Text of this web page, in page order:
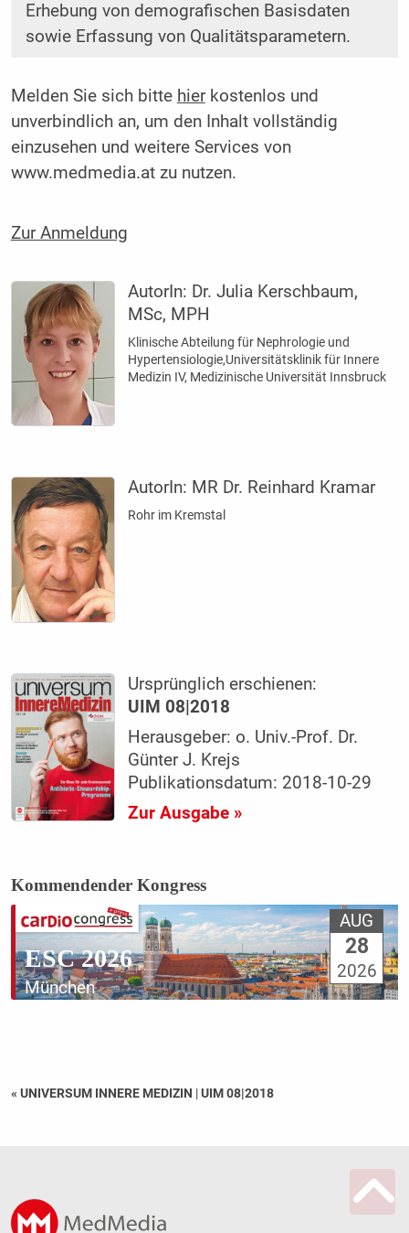
Erhebung von demografischen Basisdaten
sowie Erfassung von Qualitätsparametern.
Melden Sie sich bitte hierkostenlos und
unverbindlich an, um den Inhalt vollständig
einzusehen und weitere Services von
www.medmedia.at zu nutzen.
Zur Anmeldung
AutorIn: Dr. Julia Kerschbaum,
MSc, MPH
Klinische Abteilung für Nephrologie und
Hypertensiologie,Universitätsklinik für Innere
Medizin IV, Medizinische Universität Innsbruck
AutorIn: MR Dr. Reinhard Kramar
Rohr im Kremstal
Ursprünglich erschienen:
UIM 08|2018
Herausgeber: o. Univ.-Prof. Dr.
Günter J. Krejs
Publikationsdatum: 2018-10-29
Zur Ausgabe »
Kommendender Kongress
ESC 2026
München
AUG
28
2026
« UNIVERSUM INNERE MEDIZIN |UIM 08|2018